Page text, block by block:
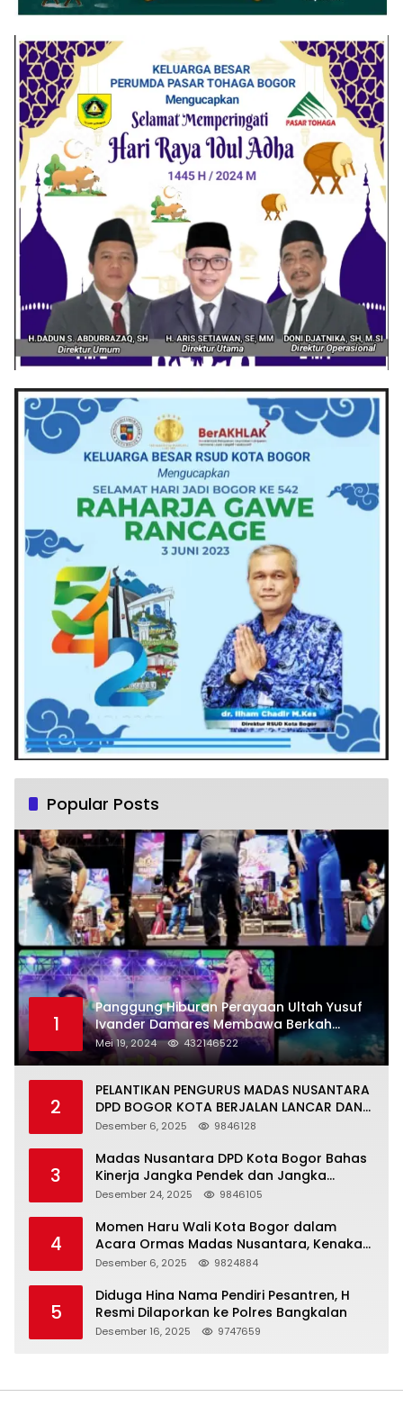
Popular Posts
1
Panggung Hiburan Perayaan Ultah Yusuf
Ivander Damares Membawa Berkah
Warga Kejapanan
Mei 19, 2024 432146522
2
PELANTIKAN PENGURUS MADAS NUSANTARA
DPD BOGOR KOTA BERJALAN LANCAR DAN
KHIDMAT
Desember 6, 2025 9846128
3
Madas Nusantara DPD Kota Bogor Bahas
Kinerja Jangka Pendek dan Jangka
Panjang
Desember 24, 2025 9846105
4
Momen Haru Wali Kota Bogor dalam
Acara Ormas Madas Nusantara, Kenakan
Peci Hitam Tinggi sebagai Simbol
Desember 6, 2025 9824884
5
Diduga Hina Nama Pendiri Pesantren, H
Resmi Dilaporkan ke Polres Bangkalan
Desember 16, 2025 9747659